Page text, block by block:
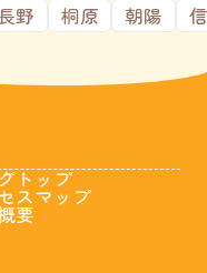
野 桐原 朝陽
トップ
スマップ
要